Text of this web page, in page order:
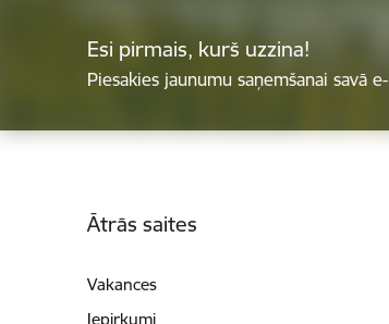
Esi pirmais, kurš uzzina!
Piesakies jaunumu saņemšanai savā
Ātrās saites
Vakances
Iepirkumi